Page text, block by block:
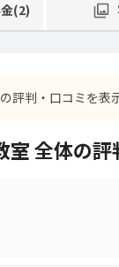
(2)
評判・口コミを表
室 全体の